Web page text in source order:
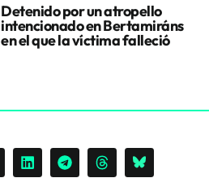
Detenido por un atropello
intencionado en Bertamiráns
en el que la víctima falleció